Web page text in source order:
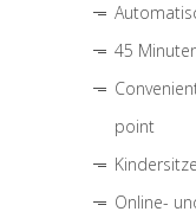
45
point
Online-